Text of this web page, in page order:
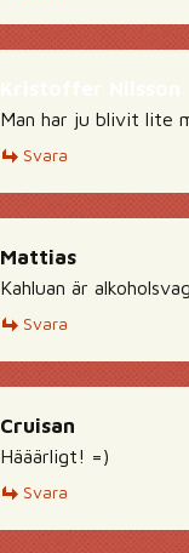
Man har ju blivit lite
Svara
Mattias
Kahluan är
Svara
Cruisan
Hääärligt! =)
Svara